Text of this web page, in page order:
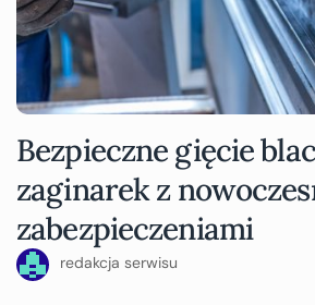
Bezpieczne gięcie
zaginarek z
zabezpieczeniami
redakcja serwisu